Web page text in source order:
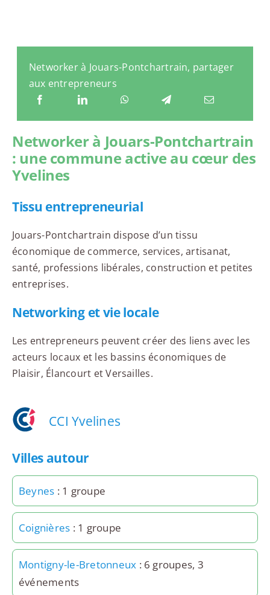
Networker à Jouars-Pontchartrain, partager
aux entrepreneurs
Networker à Jouars-Pontchartrain
: une commune active au cœur des
Yvelines
Tissu entrepreneurial
Jouars-Pontchartrain dispose d’un tissu
économique de commerce, services, artisanat,
santé, professions libérales, construction et petites
entreprises.
Networking et vie locale
Les entrepreneurs peuvent créer des liens avec les
acteurs locaux et les bassins économiques de
Plaisir, Élancourt et Versailles.
CCI Yvelines
Villes autour
Beynes : 1 groupe
Coignières : 1 groupe
Montigny-le-Bretonneux : 6 groupes, 3
événements